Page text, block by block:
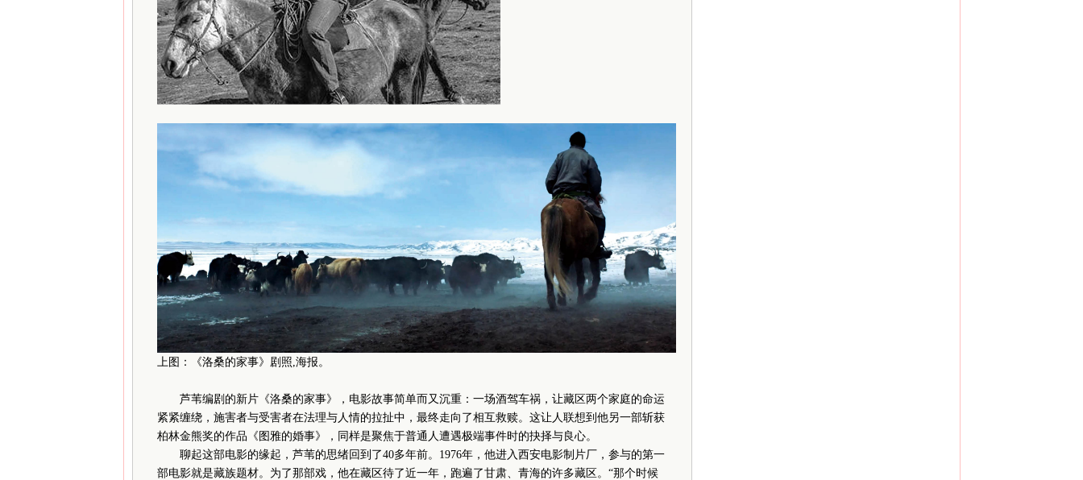
上图：《洛桑的家事》剧照,海报。
芦苇编剧的新片《洛桑的家事》，电影故事简单而又沉重：一场酒驾车祸，让藏区两个家庭的命运
紧紧缠绕，施害者与受害者在法理与人情的拉扯中，最终走向了相互救赎。这让人联想到他另一部斩获
柏林金熊奖的作品《图雅的婚事》，同样是聚焦于普通人遭遇极端事件时的抉择与良心。
聊起这部电影的缘起，芦苇的思绪回到了40多年前。1976年，他进入西安电影制片厂，参与的第一
部电影就是藏族题材。为了那部戏，他在藏区待了近一年，跑遍了甘肃、青海的许多藏区。“那个时候